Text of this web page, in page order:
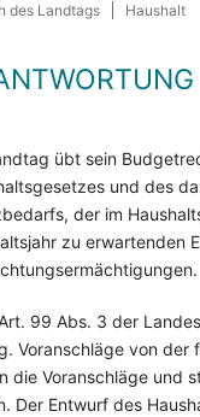
des Landtags Haushalt
übt sein
und des
der im
zu erwartenden
99 Abs. 3 der
Voranschläge von der
die Voranschläge und
Der Entwurf des